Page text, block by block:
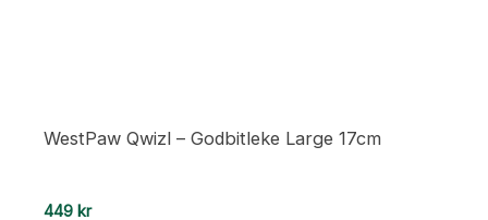
WestPaw Qwizl – Godbitleke Large 17cm
449 kr